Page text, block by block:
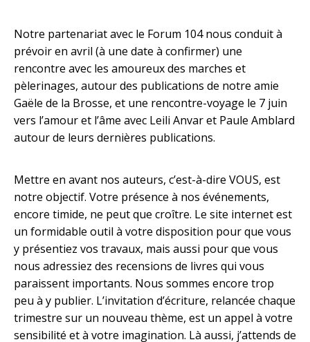
Notre partenariat avec le Forum 104 nous conduit à
prévoir en avril (à une date à confirmer) une
rencontre avec les amoureux des marches et
pèlerinages, autour des publications de notre amie
Gaële de la Brosse, et une rencontre-voyage le 7 juin
vers l’amour et l’âme avec Leili Anvar et Paule Amblard
autour de leurs dernières publications.
Mettre en avant nos auteurs, c’est-à-dire VOUS, est
notre objectif. Votre présence à nos événements,
encore timide, ne peut que croître. Le site internet est
un formidable outil à votre disposition pour que vous
y présentiez vos travaux, mais aussi pour que vous
nous adressiez des recensions de livres qui vous
paraissent importants. Nous sommes encore trop
peu à y publier. L’invitation d’écriture, relancée chaque
trimestre sur un nouveau thème, est un appel à votre
sensibilité et à votre imagination. Là aussi, j’attends de